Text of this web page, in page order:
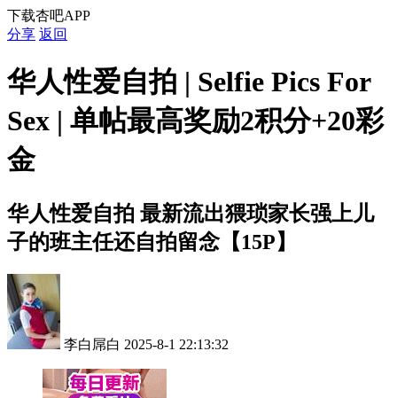
下载杏吧APP
分享 返回
华人性爱自拍 | Selfie Pics For
Sex | 单帖最高奖励2积分+20彩
金
华人性爱自拍 最新流出猥琐家长强上儿
子的班主任还自拍留念【15P】
李白屌白 2025-8-1 22:13:32